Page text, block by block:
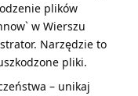
plików
w Wierszu
Narzędzie to
pliki.
– unikaj